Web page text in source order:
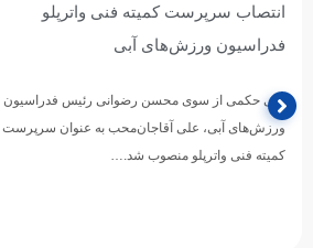
آغاز اردوی آماده‌سازی تیم ملی واترپلوی
ایران در روسیه / اردوی مشترک با بلاروس و
تیم ملی واترپلوی بزرگسالان ایران در ادامه برنامه‌های